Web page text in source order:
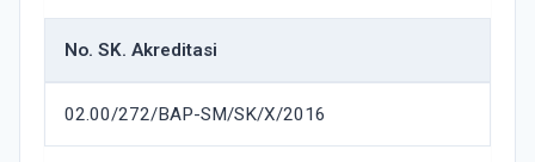
No. SK. Akreditasi
02.00/272/BAP-SM/SK/X/2016